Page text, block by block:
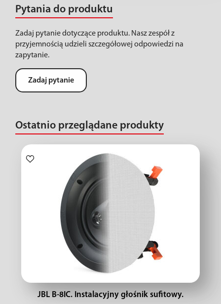
Pytania do produktu
Zadaj pytanie dotyczące produktu. Nasz zespół z
przyjemnością udzieli szczegółowej odpowiedzi na
zapytanie.
Zadaj pytanie
Ostatnio przeglądane produkty
JBL B-8IC. Instalacyjny głośnik sufitowy.